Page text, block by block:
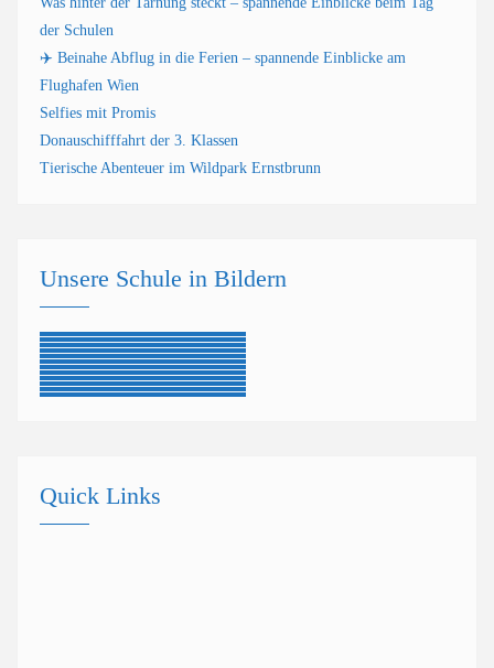
der Schulen
✈️ Beinahe Abflug in die Ferien – spannende Einblicke am
Flughafen Wien
Selfies mit Promis
Donauschifffahrt der 3. Klassen
Tierische Abenteuer im Wildpark Ernstbrunn
Unsere Schule in Bildern
Quick Links